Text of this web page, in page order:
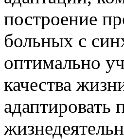
построение
больных с
оптимально
качества